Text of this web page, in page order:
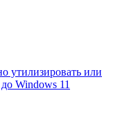
утилизировать или
Windows 11